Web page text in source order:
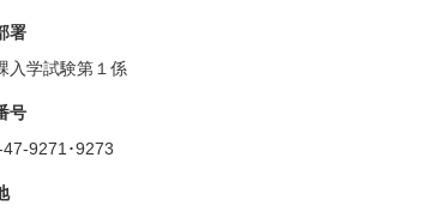
署
入学試験第１係
号
9271･9273